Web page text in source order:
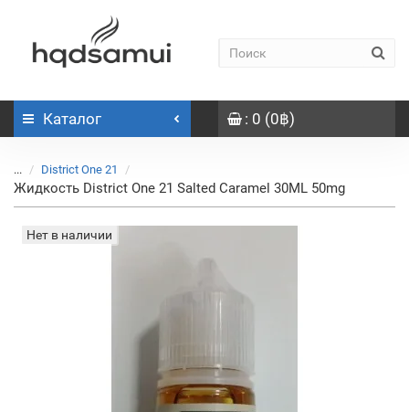
Каталог : 0 (0฿)
... District One 21
Жидкость District One 21 Salted Caramel 30ML 50mg
Нет в наличии